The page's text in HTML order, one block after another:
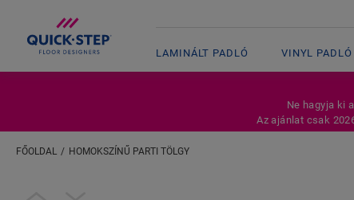
LAMINÁLT PADLÓ VINYL PADLÓ
Ne hagyja ki
Az ajánlat csak
FŐOLDAL HOMOKSZÍNŰ PARTI TÖLGY